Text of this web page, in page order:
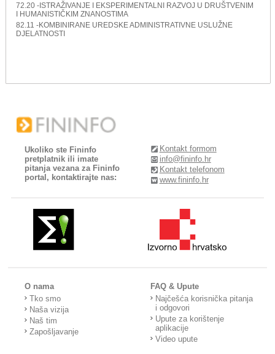
72.20 -ISTRAŽIVANJE I EKSPERIMENTALNI RAZVOJ U DRUŠTVENIM
I HUMANISTIČKIM ZNANOSTIMA
82.11 -KOMBINIRANE UREDSKE ADMINISTRATIVNE USLUŽNE
DJELATNOSTI
Ukoliko ste Fininfo
pretplatnik ili imate
pitanja vezana za Fininfo
portal, kontaktirajte nas:
Kontakt formom
info@fininfo.hr
Kontakt telefonom
www.fininfo.hr
O nama
Tko smo
Naša vizija
Naš tim
Zapošljavanje
FAQ & Upute
Najčešća korisnička pitanja
i odgovori
Upute za korištenje
aplikacije
Video upute